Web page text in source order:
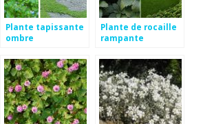
Plante tapissante
ombre
Plante de rocaille
rampante